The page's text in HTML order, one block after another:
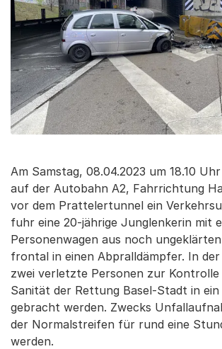
Am Samstag, 08.04.2023 um 18.10
auf der Autobahn A2, Fahrrichtung
vor dem Prattelertunnel ein
fuhr eine 20-jährige Junglenkerin mit
Personenwagen aus noch
frontal in einen Abpralldämpfer. In der
zwei verletzte Personen zur Kontrolle
Sanität der Rettung Basel-Stadt in
gebracht werden. Zwecks
der Normalstreifen für rund eine
werden.